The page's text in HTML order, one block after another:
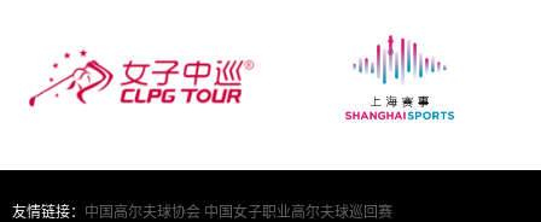
友情链接： 中国高尔夫球协会 中国女子职业高尔夫球巡回赛